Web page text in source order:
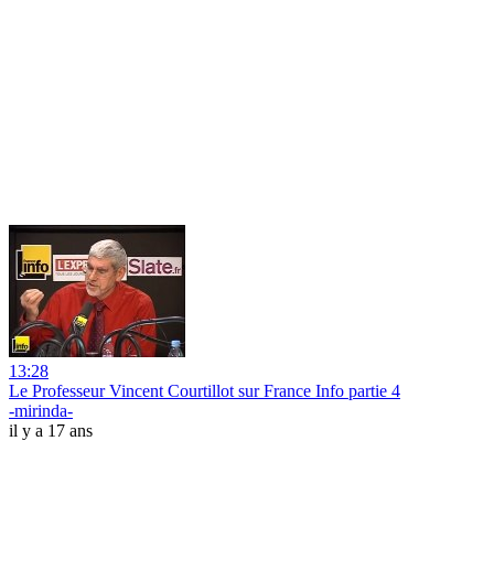
13:28
Le Professeur Vincent Courtillot sur France Info partie 4
-mirinda-
il y a 17 ans